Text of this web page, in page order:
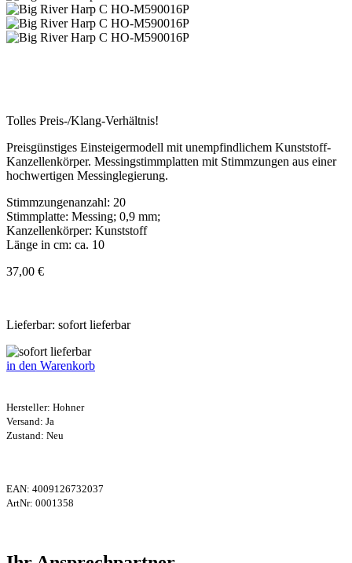
Tolles Preis-/Klang-Verhältnis!
Preisgünstiges Einsteigermodell mit unempfindlichem Kunststoff-
Kanzellenkörper. Messingstimmplatten mit Stimmzungen aus einer
hochwertigen Messinglegierung.
Stimmzungenanzahl: 20
Stimmplatte: Messing; 0,9 mm;
Kanzellenkörper: Kunststoff
Länge in cm: ca. 10
37,00 €
Lieferbar: sofort lieferbar
in den Warenkorb
Hersteller: Hohner
Versand: Ja
Zustand: Neu
EAN: 4009126732037
ArtNr: 0001358